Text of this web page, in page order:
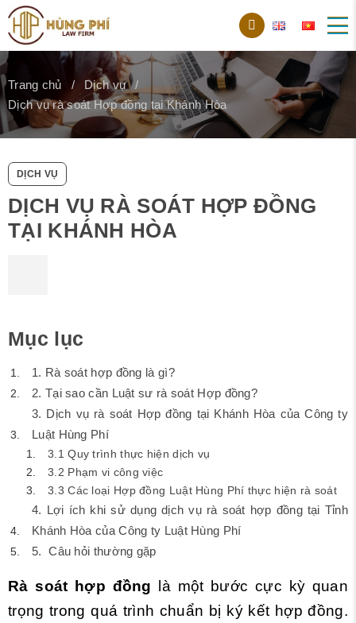
Trang chủ
Dịch vụ
Dịch vụ rà soát Hợp đồng tại Khánh Hòa
DỊCH VỤ
DỊCH VỤ RÀ SOÁT HỢP ĐỒNG
TẠI KHÁNH HÒA
Mục lục
1. Rà soát hợp đồng là gì?
2. Tại sao cần Luật sư rà soát Hợp đồng?
3. Dịch vụ rà soát Hợp đồng tại Khánh Hòa của Công ty
Luật Hùng Phí
3.1 Quy trình thực hiện dịch vụ
3.2 Phạm vi công việc
3.3 Các loại Hợp đồng Luật Hùng Phí thực hiện rà soát
4. Lợi ích khi sử dụng dịch vụ rà soát hợp đồng tại Tỉnh
Khánh Hòa của Công ty Luật Hùng Phí
5. Câu hỏi thường gặp
Rà soát hợp đồng là một bước cực kỳ quan
trọng trong quá trình chuẩn bị ký kết hợp đồng.